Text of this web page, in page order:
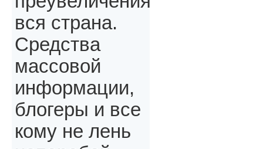
вся страна.
Средства
массовой
информации,
блогеры и все
кому не лень